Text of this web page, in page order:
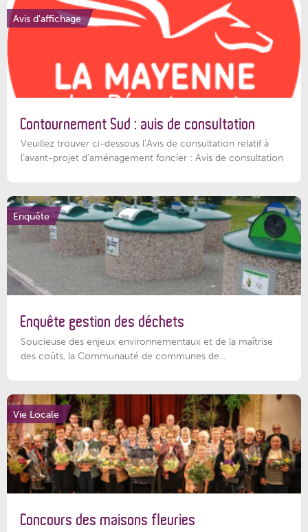
Avis d'affichage
Contournement Sud : avis de consultation
Veuillez trouver ci-dessous l’Avis de consultation relatif à
l'avant-projet d'aménagement foncier : Avis de consultation
Enquête
Enquête gestion des déchets
Soucieuse des enjeux environnementaux et de la maîtrise
des coûts, la Communauté de communes de...
Vie Locale
Concours des maisons fleuries